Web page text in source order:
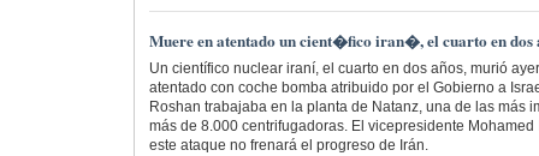
Muere en atentado un cient�fico iran�, el cuarto en
Un científico nuclear iraní, el cuarto en dos años, murió
atentado con coche bomba atribuido por el Gobierno a
Roshan trabajaba en la planta de Natanz, una de las más
más de 8.000 centrifugadoras. El vicepresidente
este ataque no frenará el progreso de Irán.